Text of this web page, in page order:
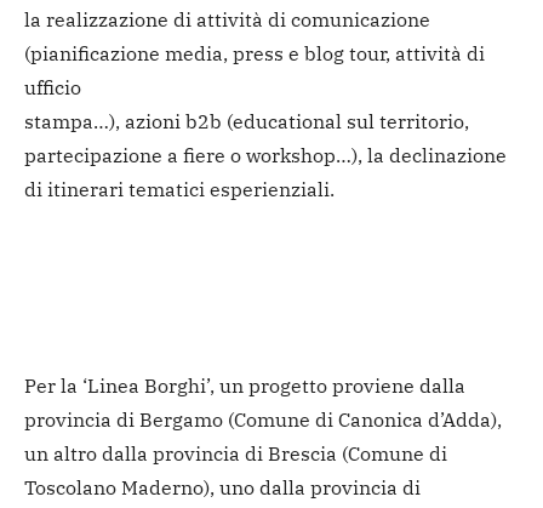
la realizzazione di attività di comunicazione
(pianificazione media, press e blog tour, attività di
ufficio
stampa…), azioni b2b (educational sul territorio,
partecipazione a fiere o workshop…), la declinazione
di itinerari tematici esperienziali.
Per la ‘Linea Borghi’, un progetto proviene dalla
provincia di Bergamo (Comune di Canonica d’Adda),
un altro dalla provincia di Brescia (Comune di
Toscolano Maderno), uno dalla provincia di